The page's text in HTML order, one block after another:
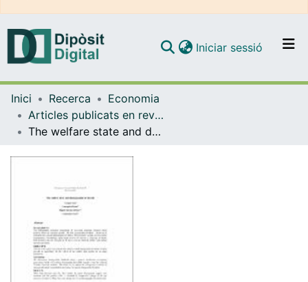
Navega per tot el DD
Com publicar
Iniciar sessió (current)
Inici Recerca
Economia
Articles publicats en revistes (Economia)
The welfare state and demographic dividends